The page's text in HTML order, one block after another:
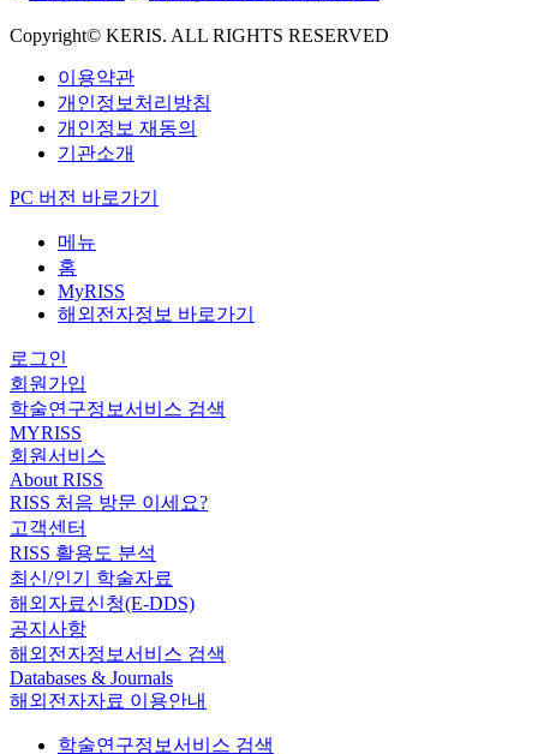
Copyright© KERIS. ALL RIGHTS RESERVED
이용약관
개인정보처리방침
개인정보 재동의
기관소개
PC 버전 바로가기
메뉴
홈
MyRISS
해외전자정보 바로가기
로그인
회원가입
학술연구정보서비스 검색
MYRISS
회원서비스
About RISS
RISS 처음 방문 이세요?
고객센터
RISS 활용도 분석
최신/인기 학술자료
해외자료신청(E-DDS)
공지사항
해외전자정보서비스 검색
Databases & Journals
해외전자자료 이용안내
학술연구정보서비스 검색